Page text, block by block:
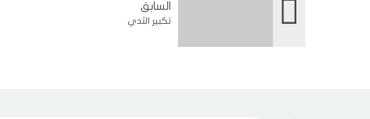
السابق
تكبير الثدي